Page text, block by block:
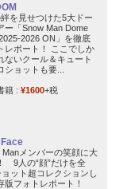
を見せつけた5大ドー
ー「Snow Man Dome
2026 ON」を徹底
レポート！ ここでしか
ないクール＆キュート
ショットも要...
籍 : ¥1600+税
Manメンバーの笑顔に大
9人の“顔”だけを全
ット超コレクションし
版フォトレポート！